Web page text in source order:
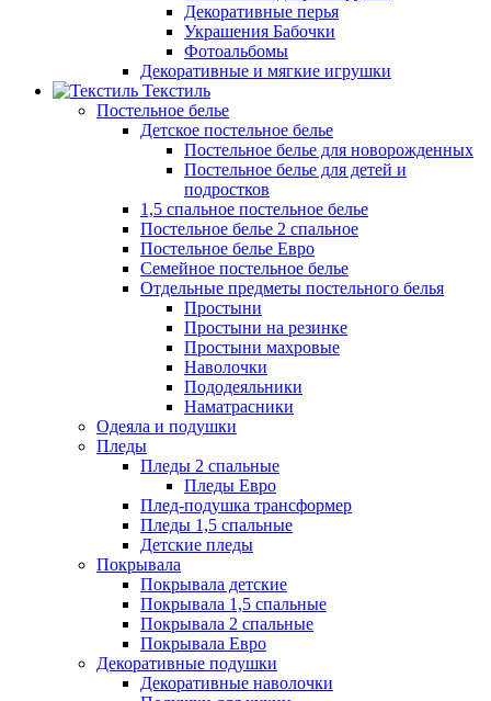
Декоративные перья
Украшения Бабочки
Фотоальбомы
Декоративные и мягкие игрушки
Текстиль
Постельное белье
Детское постельное белье
Постельное белье для новорожденных
Постельное белье для детей и
подростков
1,5 спальное постельное белье
Постельное белье 2 спальное
Постельное белье Евро
Семейное постельное белье
Отдельные предметы постельного белья
Простыни
Простыни на резинке
Простыни махровые
Наволочки
Пододеяльники
Наматрасники
Одеяла и подушки
Пледы
Пледы 2 спальные
Пледы Евро
Плед-подушка трансформер
Пледы 1,5 спальные
Детские пледы
Покрывала
Покрывала детские
Покрывала 1,5 спальные
Покрывала 2 спальные
Покрывала Евро
Декоративные подушки
Декоративные наволочки